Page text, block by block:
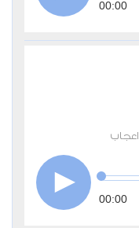
00:00
اعجاب
00:00